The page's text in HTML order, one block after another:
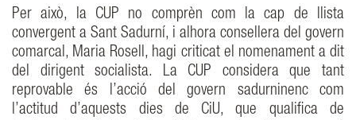
Per això, la CUP no comprèn com la cap de llista
convergent a Sant Sadurní, i alhora consellera del govern
comarcal, Maria Rosell, hagi criticat el nomenament a dit
del dirigent socialista. La CUP considera que tant
reprovable és l’acció del govern sadurninenc com
l’actitud d’aquests dies de CiU, que qualifica de